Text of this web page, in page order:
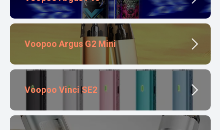
Voopoo Argus G2 Mini
Voopoo Vinci SE2